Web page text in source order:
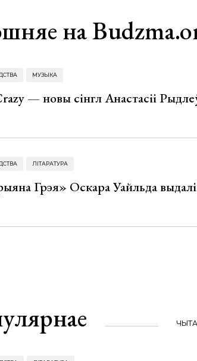
на
МУЗЫКА
— новы сінгл Анастасіі
ЛІТАРАТУРА
Грэя» Оскара Уайльда